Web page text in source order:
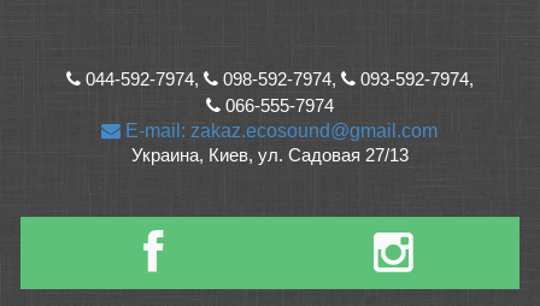
044-592-7974, 098-592-7974,
093-592-7974,
066-555-7974
E-mail: zakaz.ecosound@gmail.com
Украина, Киев, ул. Садовая 27/13